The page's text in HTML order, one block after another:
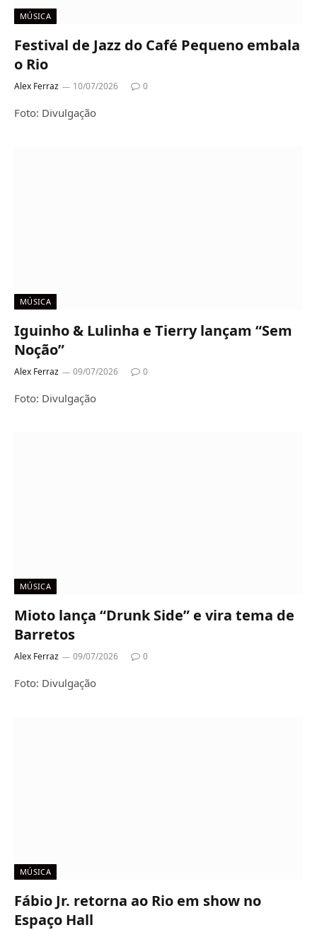
MÚSICA
Festival de Jazz do Café Pequeno embala
o Rio
Alex Ferraz 10/07/2026 0
Foto: Divulgação
MÚSICA
Iguinho & Lulinha e Tierry lançam “Sem
Noção”
Alex Ferraz 09/07/2026 0
Foto: Divulgação
MÚSICA
Mioto lança “Drunk Side” e vira tema de
Barretos
Alex Ferraz 09/07/2026 0
Foto: Divulgação
MÚSICA
Fábio Jr. retorna ao Rio em show no
Espaço Hall